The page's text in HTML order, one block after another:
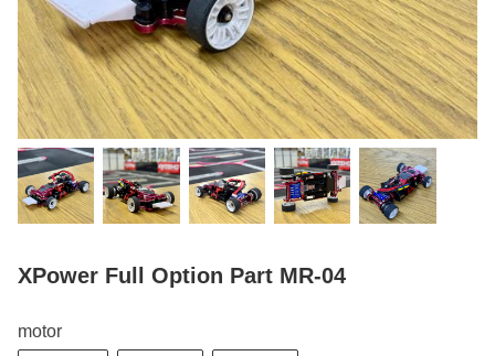
XPower Full Option Part MR-04
motor